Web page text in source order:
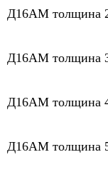
Д16АМ толщина
Д16АМ толщина
Д16АМ толщина
Д16АМ толщина